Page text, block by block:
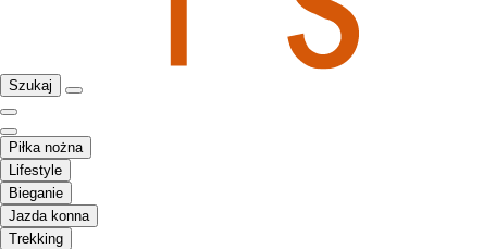
Szukaj
Piłka nożna
Lifestyle
Bieganie
Jazda konna
Trekking